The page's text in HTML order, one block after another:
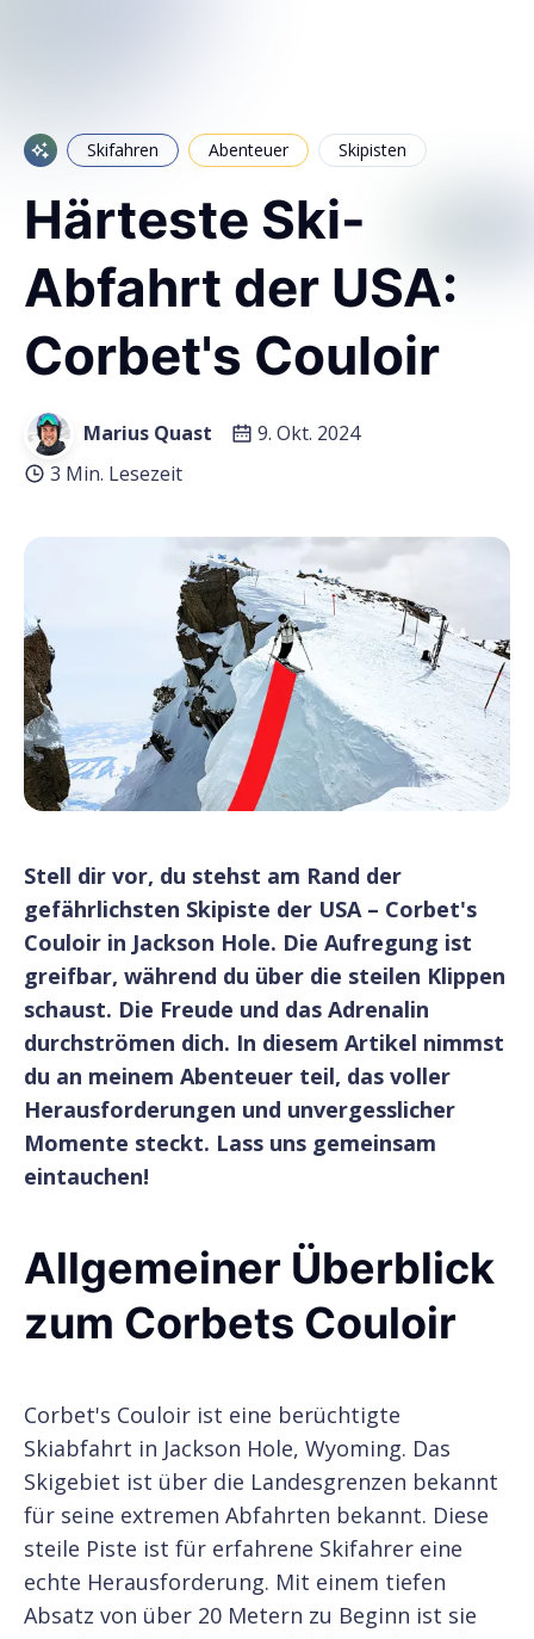
Skifahren Abenteuer Skipisten
Härteste Ski-
Abfahrt der USA:
Corbet's Couloir
Marius Quast
9. Okt. 2024
3 Min. Lesezeit
Stell dir vor, du stehst am Rand der
gefährlichsten Skipiste der USA – Corbet's
Couloir in Jackson Hole. Die Aufregung ist
greifbar, während du über die steilen Klippen
schaust. Die Freude und das Adrenalin
durchströmen dich. In diesem Artikel nimmst
du an meinem Abenteuer teil, das voller
Herausforderungen und unvergesslicher
Momente steckt. Lass uns gemeinsam
eintauchen!
Allgemeiner Überblick
zum Corbets Couloir
Corbet's Couloir ist eine berüchtigte
Skiabfahrt in Jackson Hole, Wyoming. Das
Skigebiet ist über die Landesgrenzen bekannt
für seine extremen Abfahrten bekannt. Diese
steile Piste ist für erfahrene Skifahrer eine
echte Herausforderung. Mit einem tiefen
Absatz von über 20 Metern zu Beginn ist sie